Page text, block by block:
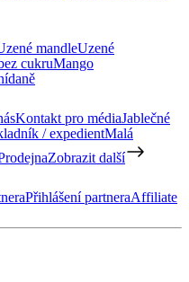
mandleUzené
cukruMango
Kontakt pro médiaJablečné
/ expedientMalá
Zobrazit další
Přihlášení partneraAffiliate